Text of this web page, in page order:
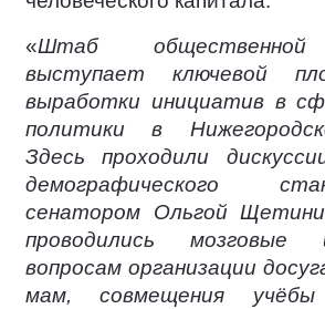
«Штаб общественной
выступает ключевой
выработки инициатив в
политики в
Здесь проходили
демографического
сенатором Ольгой
проводились
вопросам организации
мам, совмещения